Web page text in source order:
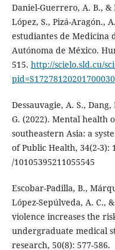
Daniel-Guerrero, A. B., &
López, S., Pizá-Aragón.,
estudiantes de Medicina
Autónoma de México.
515. http://scielo.sld.cu/
Dessauvagie, A. S.,
G. (2022). Mental health
southeastern Asia: a
of Public Health, 34(2-3):
/10105395211055545
Escobar-Padilla, B.,
López-Sepúlveda, A. C.,
violence increases the
undergraduate medical
research, 50(8): 577-586.